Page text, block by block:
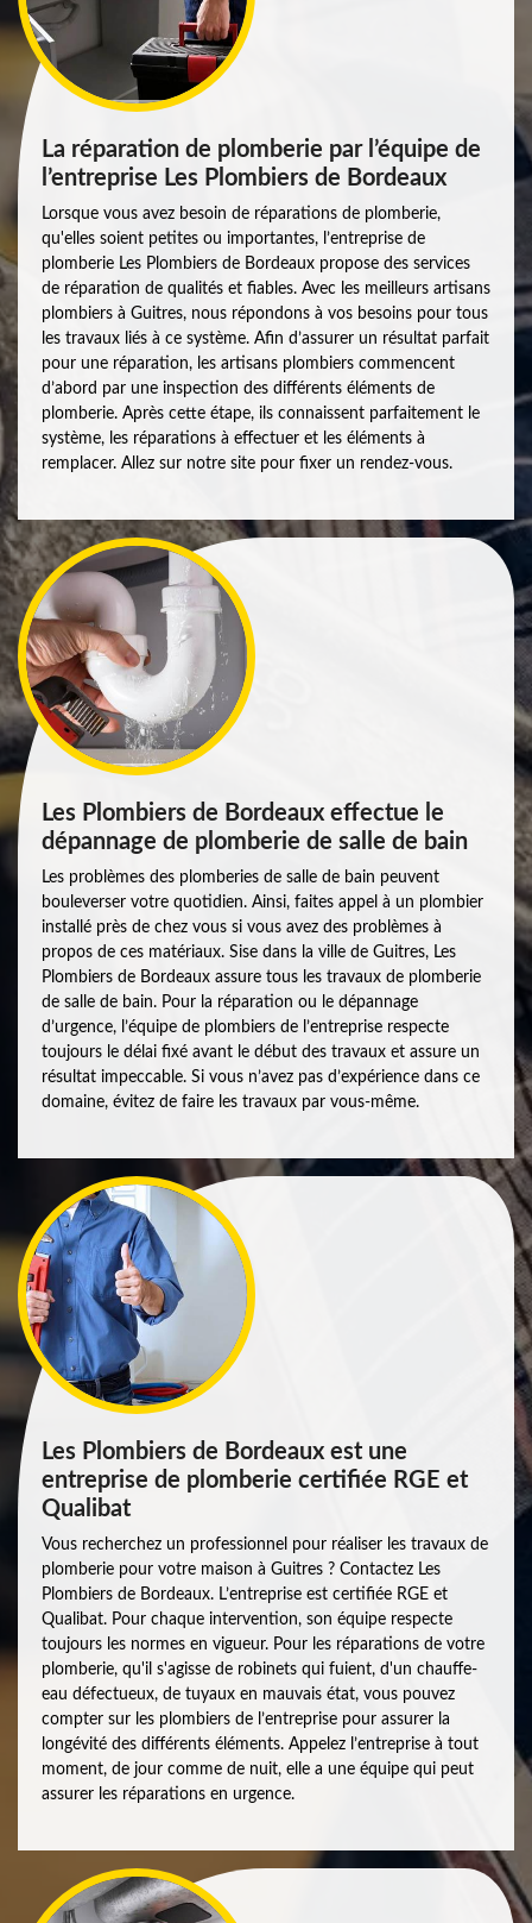
La réparation de plomberie par l’équipe de
l’entreprise Les Plombiers de Bordeaux
Lorsque vous avez besoin de réparations de plomberie,
qu'elles soient petites ou importantes, l’entreprise de
plomberie Les Plombiers de Bordeaux propose des services
de réparation de qualités et fiables. Avec les meilleurs artisans
plombiers à Guitres, nous répondons à vos besoins pour tous
les travaux liés à ce système. Afin d’assurer un résultat parfait
pour une réparation, les artisans plombiers commencent
d’abord par une inspection des différents éléments de
plomberie. Après cette étape, ils connaissent parfaitement le
système, les réparations à effectuer et les éléments à
remplacer. Allez sur notre site pour fixer un rendez-vous.
Les Plombiers de Bordeaux effectue le
dépannage de plomberie de salle de bain
Les problèmes des plomberies de salle de bain peuvent
bouleverser votre quotidien. Ainsi, faites appel à un plombier
installé près de chez vous si vous avez des problèmes à
propos de ces matériaux. Sise dans la ville de Guitres, Les
Plombiers de Bordeaux assure tous les travaux de plomberie
de salle de bain. Pour la réparation ou le dépannage
d’urgence, l’équipe de plombiers de l’entreprise respecte
toujours le délai fixé avant le début des travaux et assure un
résultat impeccable. Si vous n’avez pas d’expérience dans ce
domaine, évitez de faire les travaux par vous-même.
Les Plombiers de Bordeaux est une
entreprise de plomberie certifiée RGE et
Qualibat
Vous recherchez un professionnel pour réaliser les travaux de
plomberie pour votre maison à Guitres ? Contactez Les
Plombiers de Bordeaux. L’entreprise est certifiée RGE et
Qualibat. Pour chaque intervention, son équipe respecte
toujours les normes en vigueur. Pour les réparations de votre
plomberie, qu'il s'agisse de robinets qui fuient, d'un chauffe-
eau défectueux, de tuyaux en mauvais état, vous pouvez
compter sur les plombiers de l’entreprise pour assurer la
longévité des différents éléments. Appelez l’entreprise à tout
moment, de jour comme de nuit, elle a une équipe qui peut
assurer les réparations en urgence.